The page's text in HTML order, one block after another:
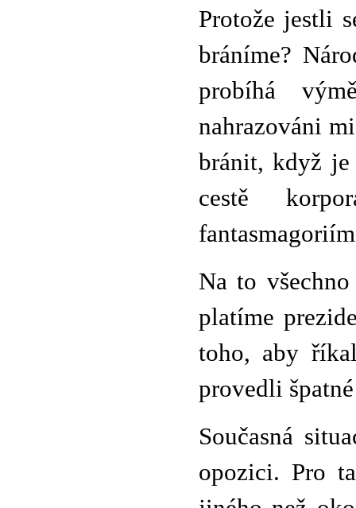
Protože jestli
bráníme?
probíhá
nahrazováni
bránit, když
cestě
Na to
platíme
toho, aby
provedli
Současná
opozici. Pro